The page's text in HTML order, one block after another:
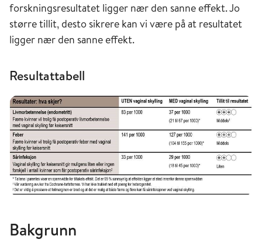
forskningsresultatet ligger nær den sanne effekt. Jo
større tillit, desto sikrere kan vi være på at resultatet
ligger nær den sanne effekt.
Resultattabell
Bakgrunn